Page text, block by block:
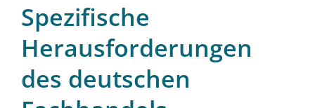
Spezifische
Herausforderungen
des deutschen